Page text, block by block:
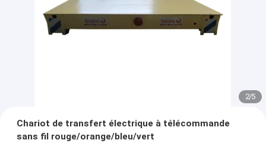
2/5
Chariot de transfert électrique à télécommande
sans fil rouge/orange/bleu/vert